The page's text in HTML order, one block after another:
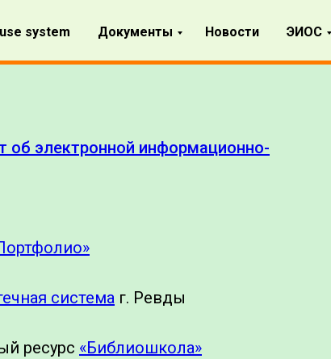
system Документы Новости ЭИОС
об электронной информационно-
система г. Ревды
ресурс «Библиошкола»